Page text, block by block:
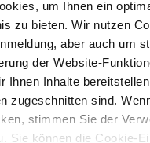
um Ihnen ein
zu bieten. Wir nutzen
aber auch um
der Website-
Ihnen Inhalte
zugeschnitten sind.
stimmen Sie der
Sie können die Cookie-
sie leichter und
Eigenschaft für
das Puffen werden
verdaulich, da die
und die
es den